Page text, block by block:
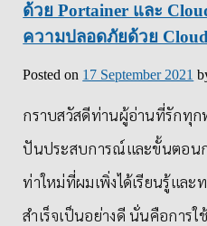
ด้วย Portainer และ
ความปลอดภัยด้วย
Posted on 17 September 2021
กราบสวัสดีท่านผู้อ่านที่รักทุ
ปันประสบการณ์และขั้นตอนก
ท่าใหม่ที่ผมเพิ่งได้เรียนรู้แล
สำเร็จเป็นอย่างดี นั่นคือการ